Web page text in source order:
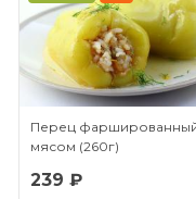
Перец
мясом (260г)
239 ₽